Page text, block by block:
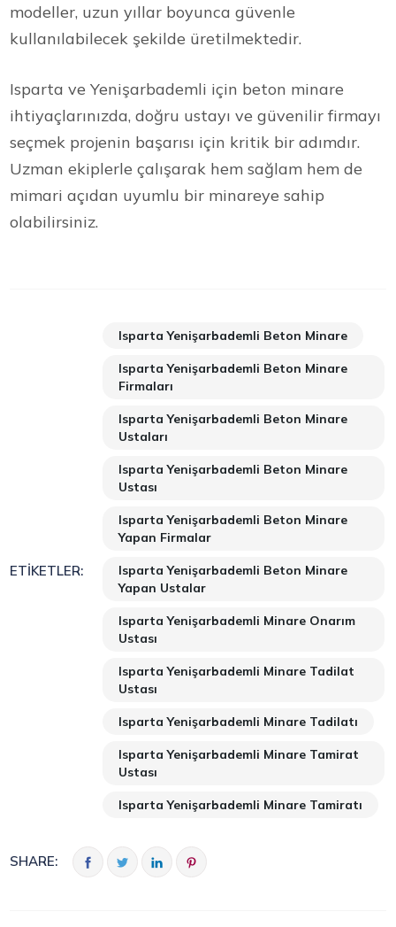
modeller, uzun yıllar boyunca güvenle
kullanılabilecek şekilde üretilmektedir.
Isparta ve Yenişarbademli için beton minare
ihtiyaçlarınızda, doğru ustayı ve güvenilir firmayı
seçmek projenin başarısı için kritik bir adımdır.
Uzman ekiplerle çalışarak hem sağlam hem de
mimari açıdan uyumlu bir minareye sahip
olabilirsiniz.
ETIKETLER:
Isparta Yenişarbademli Beton Minare
Isparta Yenişarbademli Beton Minare
Firmaları
Isparta Yenişarbademli Beton Minare
Ustaları
Isparta Yenişarbademli Beton Minare
Ustası
Isparta Yenişarbademli Beton Minare
Yapan Firmalar
Isparta Yenişarbademli Beton Minare
Yapan Ustalar
Isparta Yenişarbademli Minare Onarım
Ustası
Isparta Yenişarbademli Minare Tadilat
Ustası
Isparta Yenişarbademli Minare Tadilatı
Isparta Yenişarbademli Minare Tamirat
Ustası
Isparta Yenişarbademli Minare Tamiratı
SHARE: